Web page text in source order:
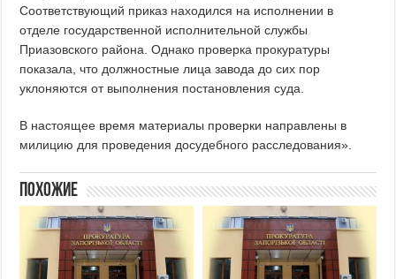
Соответствующий приказ находился на исполнении в
отделе государственной исполнительной службы
Приазовского района. Однако проверка прокуратуры
показала, что должностные лица завода до сих пор
уклоняются от выполнения постановления суда.
В настоящее время материалы проверки направлены в
милицию для проведения досудебного расследования».
Похожие